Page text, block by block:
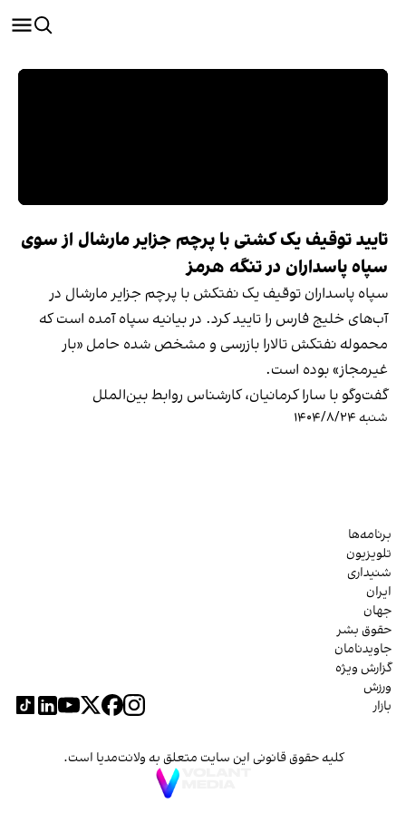
تایید توقیف یک کشتی با پرچم جزایر مارشال از سوی
سپاه پاسداران در تنگه هرمز
سپاه پاسداران توقیف یک نفتکش با پرچم جزایر مارشال در
آب‌های خلیج فارس را تایید کرد. در بیانیه سپاه آمده است که
محموله نفتکش تالارا بازرسی و مشخص شده حامل «بار
غیرمجاز» بوده است.
گفت‌وگو با سارا کرمانیان، کارشناس روابط بین‌الملل
شنبه ۱۴۰۴/۸/۲۴
برنامه‌ها
تلویزیون
شنیداری
ایران
جهان
حقوق بشر
جاویدنامان
گزارش ویژه
ورزش
بازار
کلیه حقوق قانونی این سایت متعلق به ولانت‌مدیا است.